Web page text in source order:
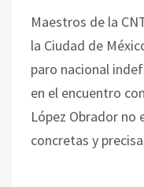
Maestros de la
la Ciudad de
paro nacional
en el encuentro
López Obrador no
concretas y